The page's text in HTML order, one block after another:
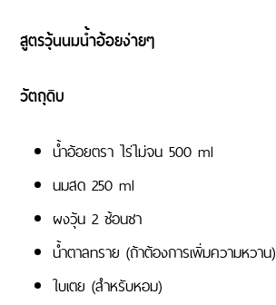
สูตรวุ้นนมน้ำอ้อยง่ายๆ
วัตถุดิบ
น้ำอ้อยตรา ไร่ไม่จน 500 ml
นมสด 250 ml
ผงวุ้น 2 ช้อนชา
น้ำตาลทราย (ถ้าต้องการเพิ่มความหวาน)
ใบเตย (สำหรับหอม)